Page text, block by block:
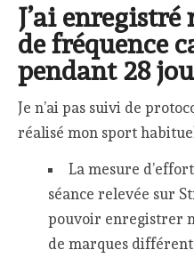
J’ai
de fréquence
pendant 28
Je n’ai pas suivi de
réalisé mon sport
La mesure
séance relevée sur
pouvoir enregistrer
de marques